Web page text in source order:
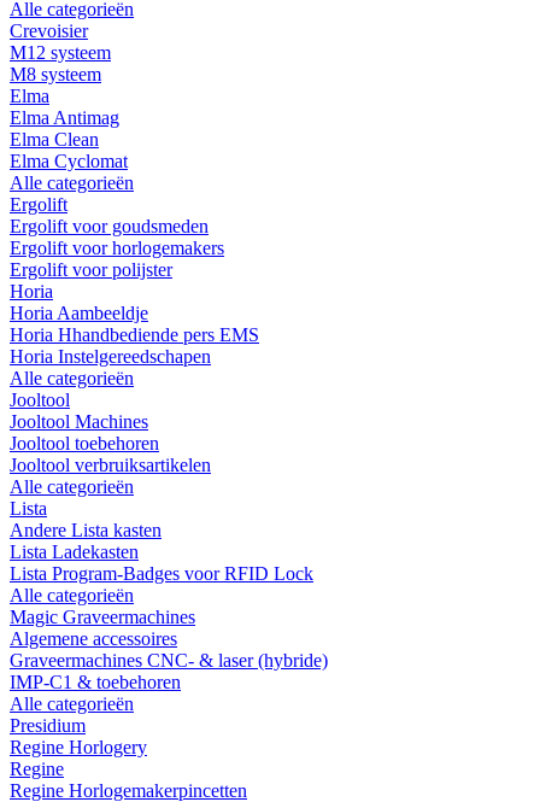
Alle categorieën
Crevoisier
M12 systeem
M8 systeem
Elma
Elma Antimag
Elma Clean
Elma Cyclomat
Alle categorieën
Ergolift
Ergolift voor goudsmeden
Ergolift voor horlogemakers
Ergolift voor polijster
Horia
Horia Aambeeldje
Horia Hhandbediende pers EMS
Horia Instelgereedschapen
Alle categorieën
Jooltool
Jooltool Machines
Jooltool toebehoren
Jooltool verbruiksartikelen
Alle categorieën
Lista
Andere Lista kasten
Lista Ladekasten
Lista Program-Badges voor RFID Lock
Alle categorieën
Magic Graveermachines
Algemene accessoires
Graveermachines CNC- & laser (hybride)
IMP-C1 & toebehoren
Alle categorieën
Presidium
Regine Horlogery
Regine
Regine Horlogemakerpincetten